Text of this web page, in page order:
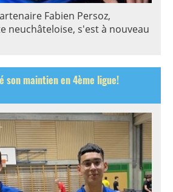
Fabien Persoz,
neuchâteloise, s'est à nouveau
son maintien en 4ème ligue!